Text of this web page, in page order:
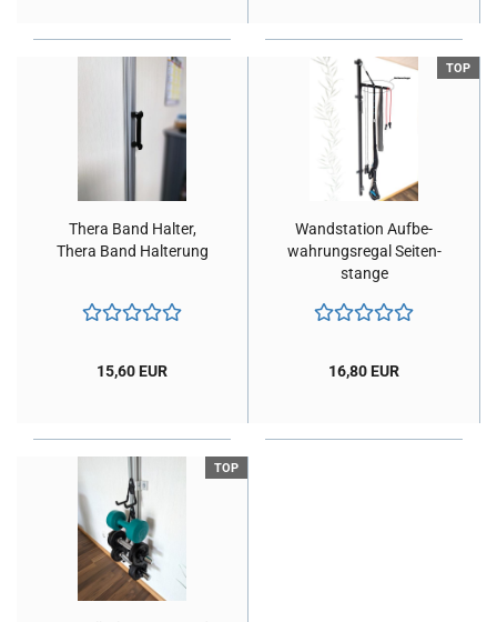
Thera Band Hal­ter,
Thera Band Hal­te­rung
15,60 EUR
TOP
Wand­sta­ti­on Auf­be­
wah­rungs­re­gal Sei­ten­
stan­ge
16,80 EUR
TOP